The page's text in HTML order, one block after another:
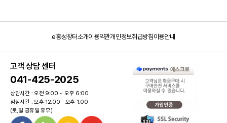
e홍성장터소개이용약관개인정보취급방침이용안내
고객 상담 센터
041-425-2025
상담시간 : 오전 9:00 ~ 오후 6:00
점심시간 : 오후 12:00 - 오후 1:00
(토,일 공휴일 휴무)